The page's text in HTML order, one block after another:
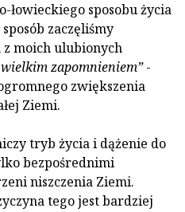
łowieckiego sposobu życia
zaczęliśmy
z moich ulubionych
zapomnieniem”-
zwiększenia
Ziemi.
tryb życia i dążenie do
bezpośrednimi
niszczenia Ziemi.
tego jest bardziej